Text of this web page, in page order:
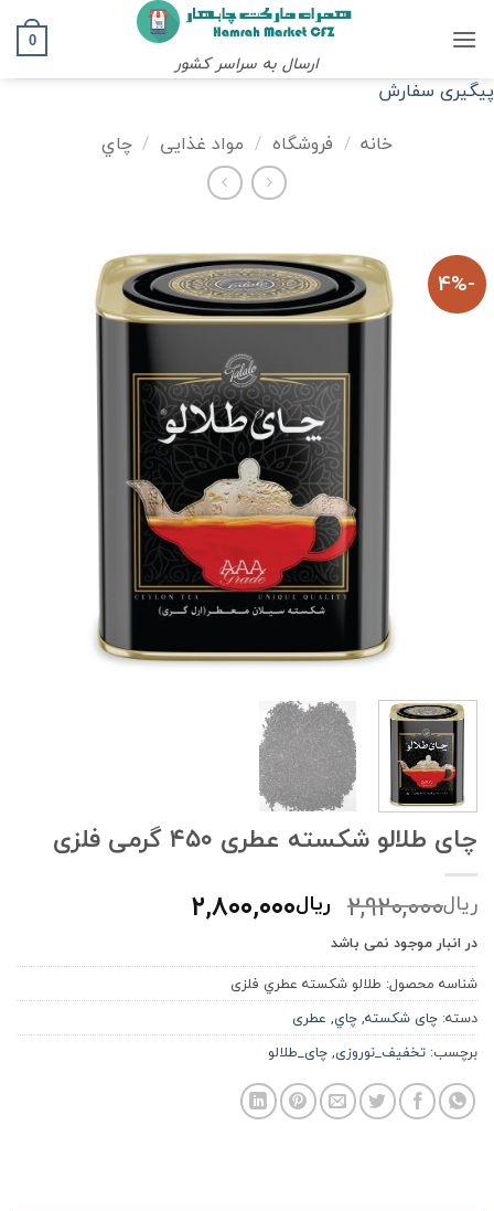
ارسال به سراسر کشور
0
پیگیری سفارش
خانه / فروشگاه / مواد غذایی / چاي
-4%
چای طلالو شکسته عطری ۴۵۰ گرمی فلزی
ریال۲,۹۲۰,۰۰۰ قیمت
اصلی:
ریال۲,۹۲۰,۰۰۰
بود.
ریال۲,۸۰۰,۰۰۰
ریال۲,۸۰۰,۰۰۰.
در انبار موجود نمی باشد
شناسه محصول: طلالو شكسته عطري فلزی
دسته: چای شکسته,چاي, عطری
برچسب: تخفیف_نوروزی,چای_طلالو